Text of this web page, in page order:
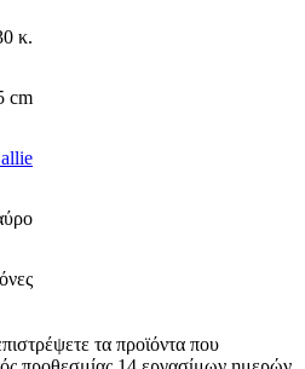
κ.
cm
τα προϊόντα που